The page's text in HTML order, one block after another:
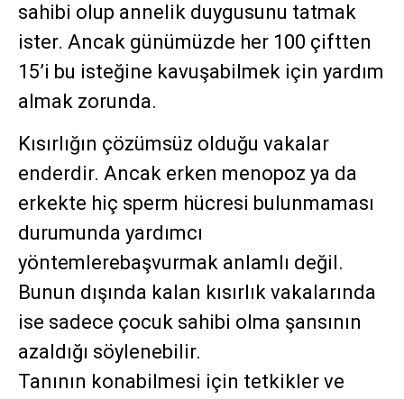
sahibi olup annelik duygusunu tatmak
ister. Ancak günümüzde her 100 çiftten
15’i bu isteğine kavuşabilmek için yardım
almak zorunda.
Kısırlığın çözümsüz olduğu vakalar
enderdir. Ancak erken menopoz ya da
erkekte hiç sperm hücresi bulunmaması
durumunda yardımcı
yöntemlerebaşvurmak anlamlı değil.
Bunun dışında kalan kısırlık vakalarında
ise sadece çocuk sahibi olma şansının
azaldığı söylenebilir.
Tanının konabilmesi için tetkikler ve